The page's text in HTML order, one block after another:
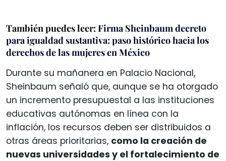
También puedes leer: Firma Sheinbaum decreto
para igualdad sustantiva: paso histórico hacia los
derechos de las mujeres en México
Durante su mañanera en Palacio Nacional,
Sheinbaum señaló que, aunque se ha otorgado
un incremento presupuestal a las instituciones
educativas autónomas en línea con la
inflación, los recursos deben ser distribuidos a
otras áreas prioritarias, como la creación de
nuevas universidades y el fortalecimiento de